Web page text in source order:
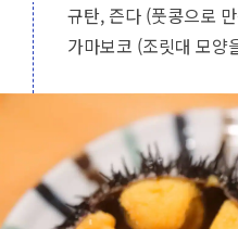
규탄, 즌다 (풋콩으로
가마보코 (조릿대 모양